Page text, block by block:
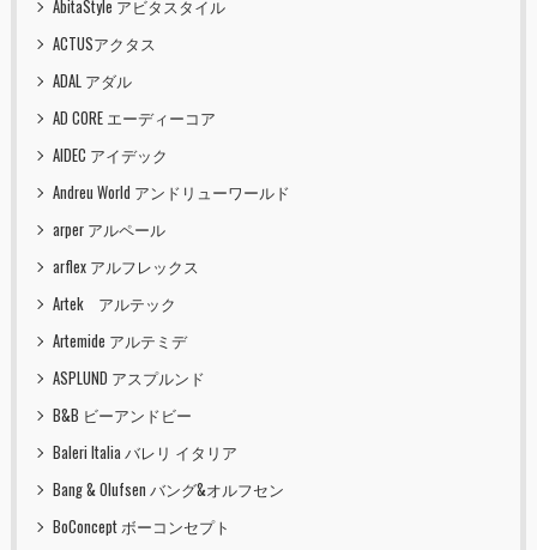
AbitaStyle アビタスタイル
ACTUSアクタス
ADAL アダル
AD CORE エーディーコア
AIDEC アイデック
Andreu World アンドリューワールド
arper アルペール
arflex アルフレックス
Artek アルテック
Artemide アルテミデ
ASPLUND アスプルンド
B&B ビーアンドビー
Baleri Italia バレリ イタリア
Bang & Olufsen バング&オルフセン
BoConcept ボーコンセプト